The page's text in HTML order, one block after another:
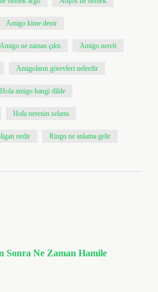
Amigo kime denir
Amigo ne zaman çıktı Amigo nereli
Amigoların görevleri nelerdir
Hola amigo hangi dilde
Hola nerenin selamı
nedir Ringo ne anlama gelir
Sonra Ne Zaman Hamile